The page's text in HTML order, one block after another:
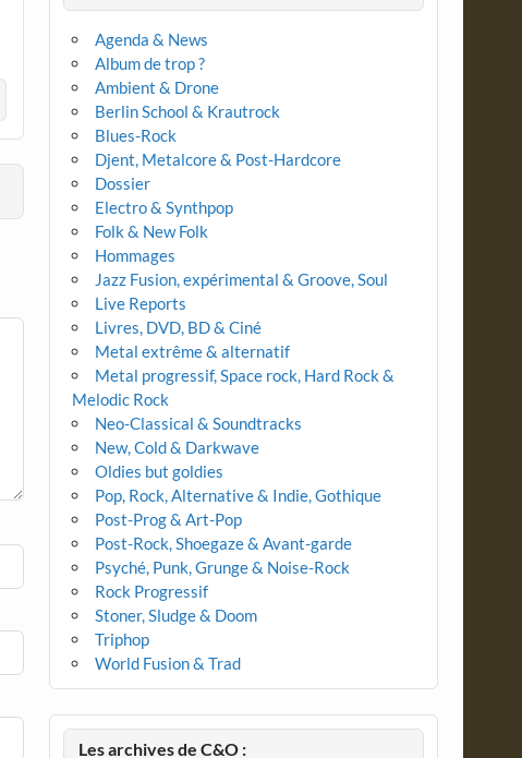
Agenda & News
Album de trop ?
Ambient & Drone
Berlin School & Krautrock
Blues-Rock
Djent, Metalcore & Post-Hardcore
Dossier
Electro & Synthpop
Folk & New Folk
Hommages
Jazz Fusion, expérimental & Groove, Soul
Live Reports
Livres, DVD, BD & Ciné
Metal extrême & alternatif
Metal progressif, Space rock, Hard Rock &
Melodic Rock
Neo-Classical & Soundtracks
New, Cold & Darkwave
Oldies but goldies
Pop, Rock, Alternative & Indie, Gothique
Post-Prog & Art-Pop
Post-Rock, Shoegaze & Avant-garde
Psyché, Punk, Grunge & Noise-Rock
Rock Progressif
Stoner, Sludge & Doom
Triphop
World Fusion & Trad
Les archives de C&O :